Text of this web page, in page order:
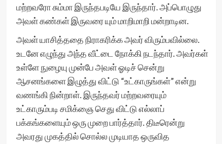
மற்றவரோ சும்மா இருந்தபடியே இருந்தார். அப்பொழுது
அவள் கண்கள் இருவரை யும் மாறிமாறி மன்றாடின.
அவள் யாசித்ததை நிராகரிக்க அவர் விரும்பவில்லை.
உடனே எழுந்து அந்த வீட்டை நோக்கி நடந்தார். அவர்கள்
உள்ளே நுழையு முன்பே அவள் ஓடிச் சென்று
ஆசனங்களை இழுத்து விட்டு “உட்காருங்கள்” என்று
வணங்கி நின்றாள். இருந்தவர் மற்றவரையும்
உட்காரும்படி சமிக்ஞை செது விட்டு எல்லாப்
பக்கங்களையும் ஒரு முறை பார்த்தார். திடீரென்று
அவரது முகத்தில் சொல்ல முடியாத ஒருவித